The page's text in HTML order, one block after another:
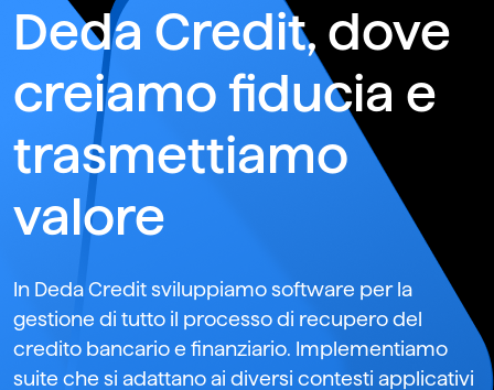
Deda Credit, dove
creiamo fiducia e
trasmettiamo
valore
In Deda Credit sviluppiamo software per la
gestione di tutto il processo di recupero del
credito bancario e finanziario. Implementiamo
suite che si adattano ai diversi contesti applicativi